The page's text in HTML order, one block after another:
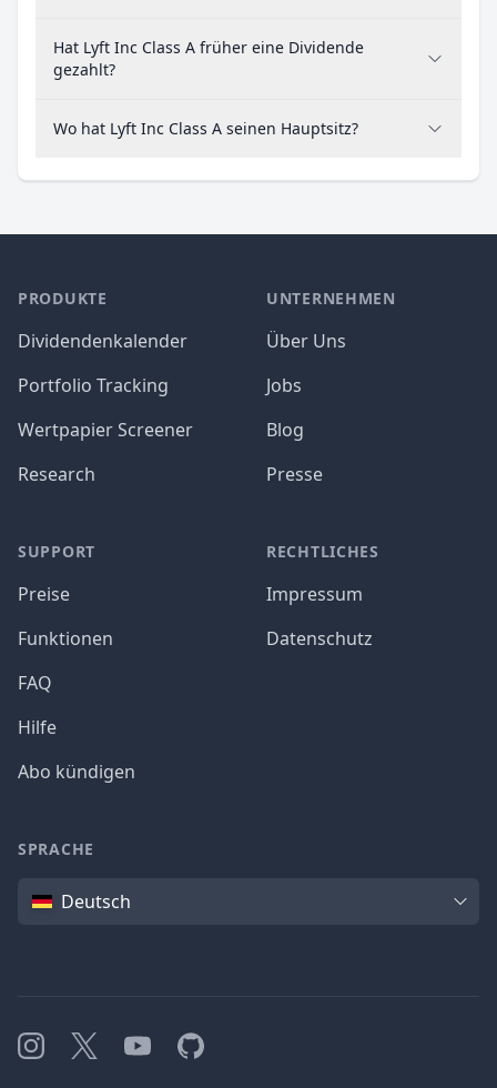
Hat Lyft Inc Class A früher eine Dividende
gezahlt?
Wo hat Lyft Inc Class A seinen Hauptsitz?
PRODUKTE
Dividendenkalender
Portfolio Tracking
Wertpapier Screener
Research
SUPPORT
Preise
Funktionen
FAQ
Hilfe
Abo kündigen
UNTERNEHMEN
Über Uns
Jobs
Blog
Presse
RECHTLICHES
Impressum
Datenschutz
SPRACHE
SpracheDeutsch
Instagram
X YouTubeGitHub